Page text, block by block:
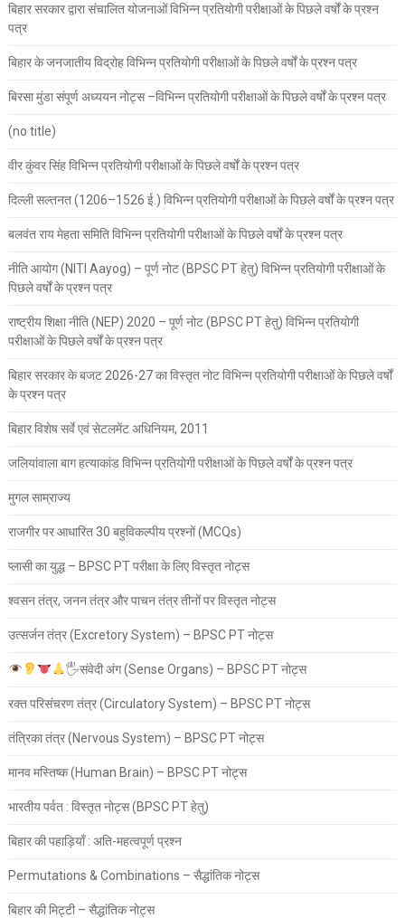
बिहार सरकार द्वारा संचालित योजनाओं विभिन्न प्रतियोगी परीक्षाओं के पिछले वर्षों के प्रश्न
पत्र
बिहार के जनजातीय विद्रोह विभिन्न प्रतियोगी परीक्षाओं के पिछले वर्षों के प्रश्न पत्र
बिरसा मुंडा संपूर्ण अध्ययन नोट्स –विभिन्न प्रतियोगी परीक्षाओं के पिछले वर्षों के प्रश्न पत्र
(no title)
वीर कुंवर सिंह विभिन्न प्रतियोगी परीक्षाओं के पिछले वर्षों के प्रश्न पत्र
दिल्ली सल्तनत (1206–1526 ई.) विभिन्न प्रतियोगी परीक्षाओं के पिछले वर्षों के प्रश्न पत्र
बलवंत राय मेहता समिति विभिन्न प्रतियोगी परीक्षाओं के पिछले वर्षों के प्रश्न पत्र
नीति आयोग (NITI Aayog) – पूर्ण नोट (BPSC PT हेतु) विभिन्न प्रतियोगी परीक्षाओं के
पिछले वर्षों के प्रश्न पत्र
राष्ट्रीय शिक्षा नीति (NEP) 2020 – पूर्ण नोट (BPSC PT हेतु) विभिन्न प्रतियोगी
परीक्षाओं के पिछले वर्षों के प्रश्न पत्र
बिहार सरकार के बजट 2026-27 का विस्तृत नोट विभिन्न प्रतियोगी परीक्षाओं के पिछले वर्षों
के प्रश्न पत्र
बिहार विशेष सर्वे एवं सेटलमेंट अधिनियम, 2011
जलियांवाला बाग हत्याकांड विभिन्न प्रतियोगी परीक्षाओं के पिछले वर्षों के प्रश्न पत्र
मुगल साम्राज्य
राजगीर पर आधारित 30 बहुविकल्पीय प्रश्नों (MCQs)
प्लासी का युद्ध – BPSC PT परीक्षा के लिए विस्तृत नोट्स
श्वसन तंत्र, जनन तंत्र और पाचन तंत्र तीनों पर विस्तृत नोट्स
उत्सर्जन तंत्र (Excretory System) – BPSC PT नोट्स
🖐संवेदी अंग (Sense Organs) – BPSC PT नोट्स
रक्त परिसंचरण तंत्र (Circulatory System) – BPSC PT नोट्स
तंत्रिका तंत्र (Nervous System) – BPSC PT नोट्स
मानव मस्तिष्क (Human Brain) – BPSC PT नोट्स
भारतीय पर्वत : विस्तृत नोट्स (BPSC PT हेतु)
बिहार की पहाड़ियाँ : अति-महत्वपूर्ण प्रश्न
Permutations & Combinations – सैद्धांतिक नोट्स
बिहार की मिट्टी – सैद्धांतिक नोट्स